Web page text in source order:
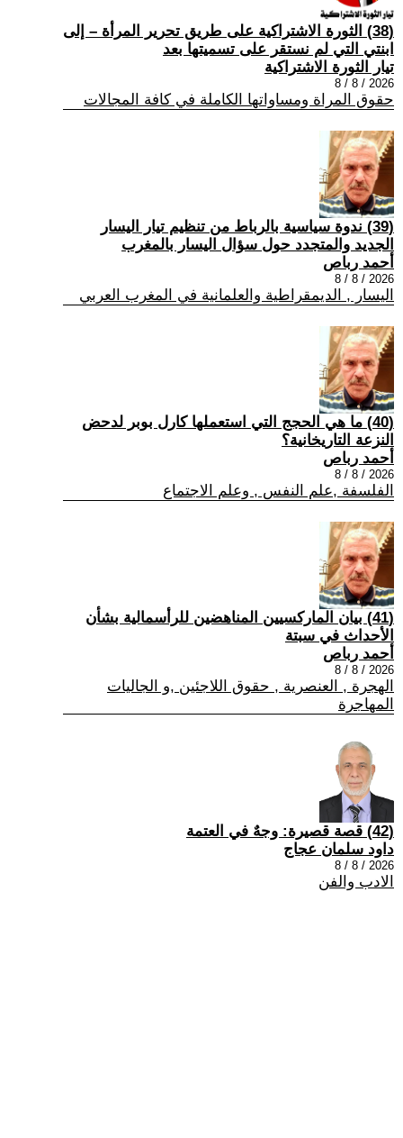
(38) الثورة الاشتراكية على طريق تحرير المرأة – إلى
ابنتي التي لم نستقر على تسميتها بعد
تيار الثورة الاشتراكية
2026 / 8 / 8
حقوق المراة ومساواتها الكاملة في كافة المجالات
(39) ندوة سياسية بالرباط من تنظيم تيار اليسار
الجديد والمتجدد حول سؤال اليسار بالمغرب
أحمد رباص
2026 / 8 / 8
اليسار , الديمقراطية والعلمانية في المغرب العربي
(40) ما هي الحجج التي استعملها كارل بوبر لدحض
النزعة التاريخانية؟
أحمد رباص
2026 / 8 / 8
الفلسفة ,علم النفس , وعلم الاجتماع
(41) بيان الماركسيين المناهضين للرأسمالية بشأن
الأحداث في سبتة
أحمد رباص
2026 / 8 / 8
الهجرة , العنصرية , حقوق اللاجئين ,و الجاليات
المهاجرة
(42) قصة قصيرة: وجهٌ في العتمة
داود سلمان عجاج
2026 / 8 / 8
الادب والفن